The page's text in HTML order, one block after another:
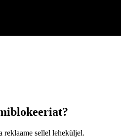
reklaame sellel leheküljel.